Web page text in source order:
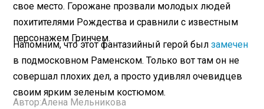
свое место. Горожане прозвали молодых людей
похитителями Рождества и сравнили с известным
персонажем Гринчем.
Напомним, что этот фантазийный герой былзамечен
в подмосковном Раменском. Только вот там он не
совершал плохих дел, а просто удивлял очевидцев
своим ярким зеленым костюмом.
Автор:Алена Мельникова